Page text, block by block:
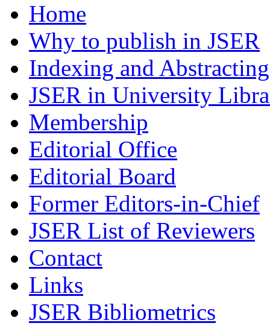
Home
Why to publish in JSER
Indexing and Abstracting
JSER in University
Membership
Editorial Office
Editorial Board
Former Editors-in-Chief
JSER List of Reviewers
Contact
Links
JSER Bibliometrics